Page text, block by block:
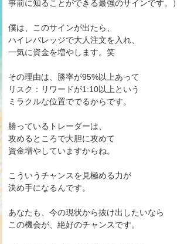
事前に知ることができる最強のサインです。）
僕は、このサインが出たら、
ハイレバレッジで大人注文を入れ、
一気に資金を増やします。笑
その理由は、勝率が95%以上あって
リスク：リワードが1:10以上という
ミラクルな位置ででるからです。
勝っているトレーダーは、
攻めるところで大胆に攻めて
資金増やしていますからね。
こういうチャンスを見極める力が
決め手になるんです。
あなたも、今の現状から抜け出したいなら
この機会が、絶好のチャンスです。